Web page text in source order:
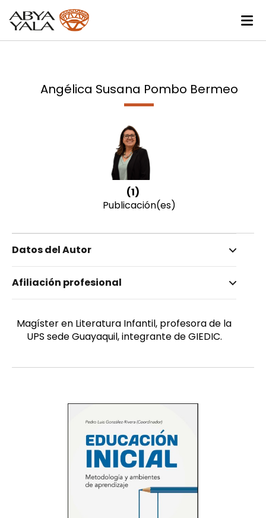
Angélica Susana Pombo Bermeo
(1)
Publicación(es)
Datos del Autor
Pombo Bermeo, Angélica Susana
Femenino
Afiliación profesional
Magíster en Literatura Infantil, profesora de la
UPS sede Guayaquil, integrante de GIEDIC.